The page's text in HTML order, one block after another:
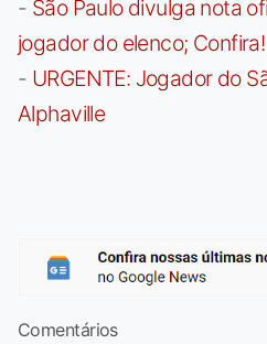
- São Paulo divulga nota
jogador do elenco; Confira!
- URGENTE: Jogador do
Alphaville
Comentários